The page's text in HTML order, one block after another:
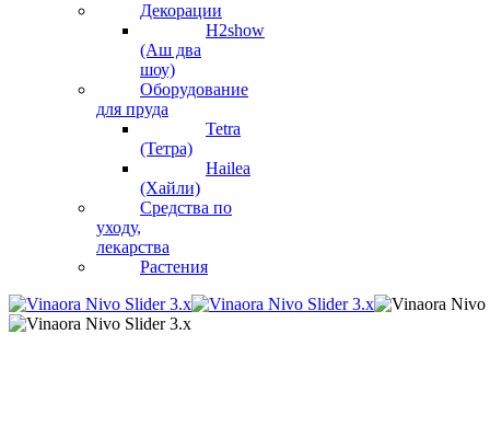
Декорации
H2show
(Аш два
шоу)
Оборудование
для пруда
Tetra
(Тетра)
Hailea
(Хайли)
Средства по
уходу,
лекарства
Растения